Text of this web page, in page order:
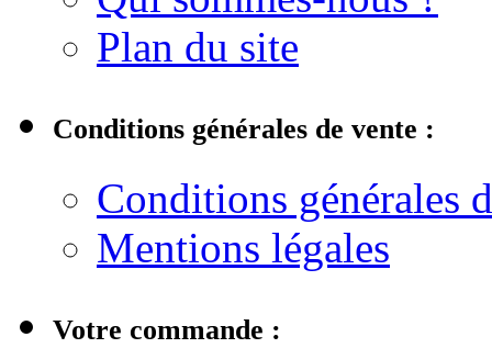
Plan du site
Conditions générales de vente :
Conditions générales
Mentions légales
Votre commande :